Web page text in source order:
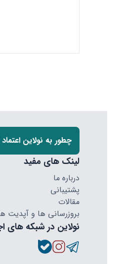
چطور به نولاین
لینک های مفید
درباره ما
پشتیبانی
مقالات
بروزرسانی ها و آپدیت
نولاین در شبکه های